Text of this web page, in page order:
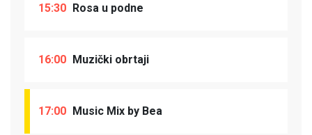
15:30 Rosa u podne
16:00 Muzički obrtaji
17:00 Music Mix by Bea